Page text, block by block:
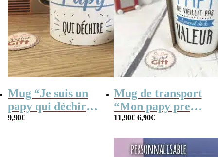
Mug “Je suis un
papy qui déchire”
– Cadeau grand-
9,90€
Mug de transport
“Mon papy prend
de la valeur” –
père
11,90€ Le
prix
11,90€.
6,90€Le
prix
6,90€.